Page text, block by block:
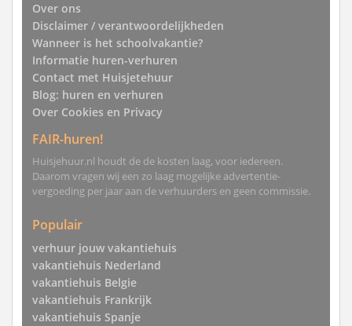
Over ons
Disclaimer / verantwoordelijkheden
Wanneer is het schoolvakantie?
Informatie huren-verhuren
Contact met Huisjetehuur
Blog: huren en verhuren
Over Cookies en Privacy
FAIR-huren!
Huisjehuur.nl houdt de de kosten laag, voor iedereen.
Daarom vragen wij een zo laag mogelijke advertentie-
vergoeding per jaar aan de verhuurders en geen commissie.
Populair
verhuur jouw vakantiehuis
vakantiehuis Nederland
vakantiehuis Belgie
vakantiehuis Frankrijk
vakantiehuis Spanje